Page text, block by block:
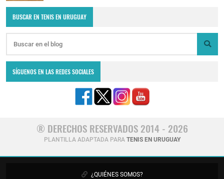
BUSCAR EN TENIS EN URUGUAY
SÍGUENOS EN LAS REDES SOCIALES
® DERECHOS RESERVADOS 2014 - 2026
PLANTILLA ADAPTADA PARA TENIS EN URUGUAY
¿QUIÉNES SOMOS?